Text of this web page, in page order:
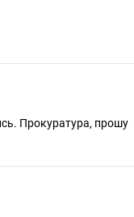
Прокуратура, прошу